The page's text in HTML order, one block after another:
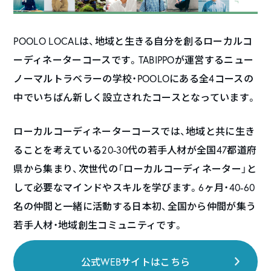
POOLO LOCALは、地域と生きる自分を創るローカルコ
ーディネーターコースです。TABIPPOが運営するニュー
ノーマルトラベラーの学校・POOLOにある全4コースの
中でいちばん新しく設立されたコースとなっています。
ローカルコーディネーターコースでは、地域と共に生き
ることを考えている20-30代の若手人材が全国47都道府
県から集まり、次世代の「ローカルコーディネーター」と
して必要なマインドやスキルを学びます。6ヶ月・40-60
名の仲間と一緒に活動する日本初、全国から仲間が集う
若手人材・地域創生コミュニティです。
公式WEBサイトはこちら